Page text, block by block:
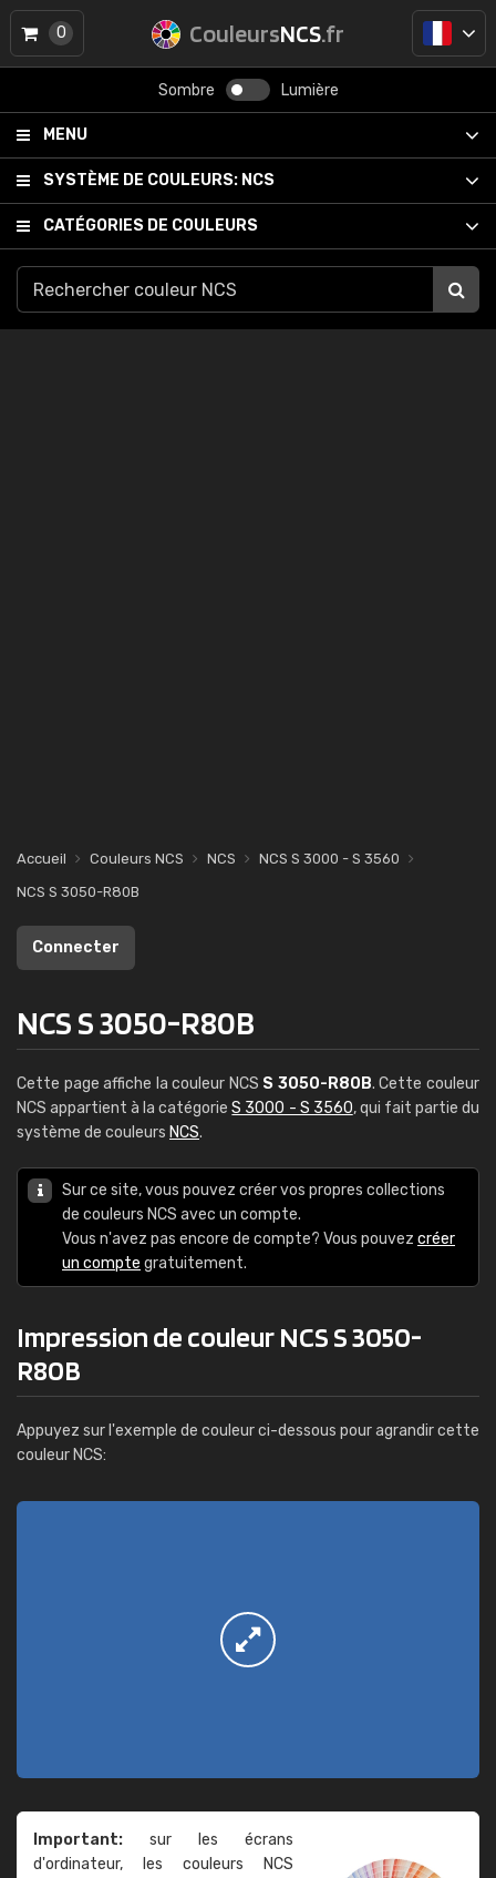
CouleursNCS.fr
Sombre Lumière
MENU
SYSTÈME DE COULEURS: NCS
CATÉGORIES DE COULEURS
0
Accueil Couleurs NCS NCS
NCS S 3000 - S 3560
NCS S 3050-R80B
Connecter
NCS S 3050-R80B
Cette page affiche la couleur NCS S 3050-R80B. Cette couleur
NCS appartient à la catégorieS 3000 - S 3560, qui fait partie du
système de couleurs NCS.
Sur ce site, vous pouvez créer vos propres collections
de couleurs NCS avec un compte.
Vous n'avez pas encore de compte? Vous pouvez créer
un compte gratuitement.
Impression de couleur NCS S 3050-
R80B
Appuyez sur l'exemple de couleur ci-dessous pour agrandir cette
couleur NCS:
Important: sur les écrans
d'ordinateur, les couleurs NCS